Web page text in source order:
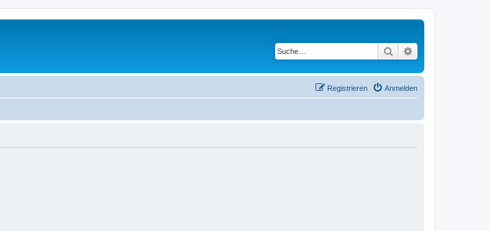
Suche
Anmelden
Registrieren